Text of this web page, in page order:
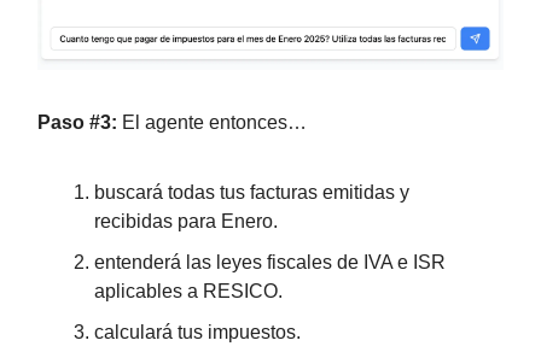
Paso #3: El agente entonces…
buscará todas tus facturas emitidas y
recibidas para Enero.
entenderá las leyes fiscales de IVA e ISR
aplicables a RESICO.
calculará tus impuestos.